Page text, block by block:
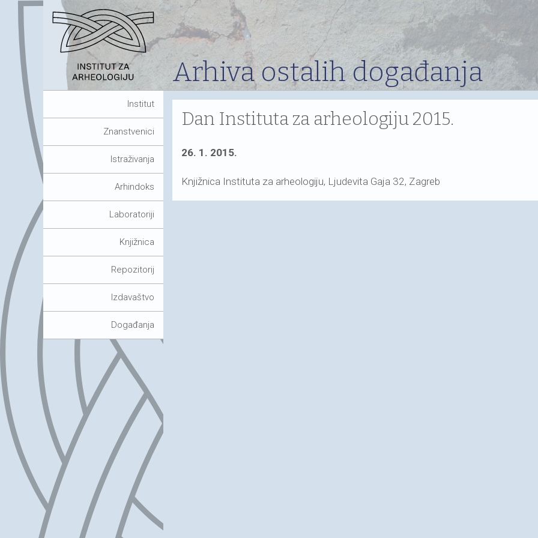
Arhiva ostalih događanja
Institut
Znanstvenici
Istraživanja
Arhindoks
Laboratoriji
Knjižnica
Repozitorij
Izdavaštvo
Događanja
Dan Instituta za arheologiju 2015.
26. 1. 2015.
Knjižnica Instituta za arheologiju, Ljudevita Gaja 32, Zagreb